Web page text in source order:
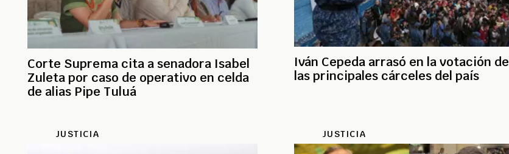
Corte Suprema cita a senadora Isabel
Zuleta por caso de operativo en celda
de alias Pipe Tuluá
Iván Cepeda arrasó en la votación de
las principales cárceles del país
JUSTICIA JUSTICIA